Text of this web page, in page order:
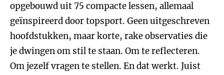
opgebouwd uit 75 compacte lessen, allemaal
geïnspireerd door topsport. Geen uitgeschreven
hoofdstukken, maar korte, rake observaties die
je dwingen om stil te staan. Om te reflecteren.
Om jezelf vragen te stellen. En dat werkt. Juist